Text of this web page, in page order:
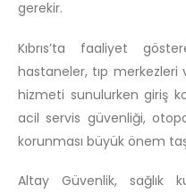
gerekir.
Kıbrıs’ta faaliyet
hastaneler, tıp merkezleri
hizmeti sunulurken giriş
acil servis güvenliği,
korunması büyük önem
Altay Güvenlik, sağlık